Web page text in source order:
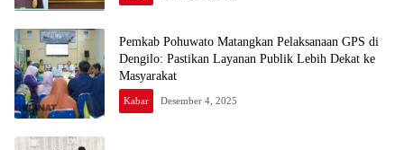
Pemkab Pohuwato Matangkan Pelaksanaan GPS di
Dengilo: Pastikan Layanan Publik Lebih Dekat ke
Masyarakat
Kabar Desember 4, 2025